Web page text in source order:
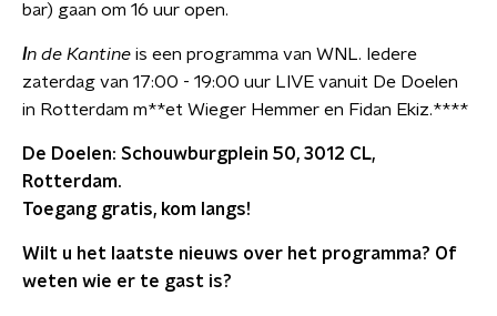
bar) gaan om 16 uur open.
In de Kantine is een programma van WNL. Iedere
zaterdag van 17:00 - 19:00 uur LIVE vanuit De Doelen
in Rotterdam m**et Wieger Hemmer en Fidan Ekiz.****
De Doelen: Schouwburgplein 50, 3012 CL,
Rotterdam.
Toegang gratis, kom langs!
Wilt u het laatste nieuws over het programma? Of
weten wie er te gast is?